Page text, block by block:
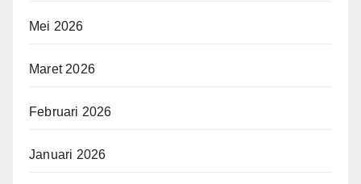
Mei 2026
Maret 2026
Februari 2026
Januari 2026